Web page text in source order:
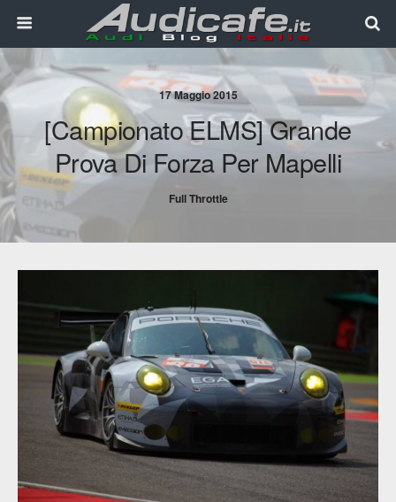
17 Maggio 2015
[Campionato ELMS] Grande
Prova Di Forza Per Mapelli
Full Throttle